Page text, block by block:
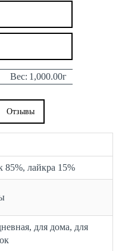
Вес: 1,000.00г
Отзывы
85%, лайкра 15%
для дома, для